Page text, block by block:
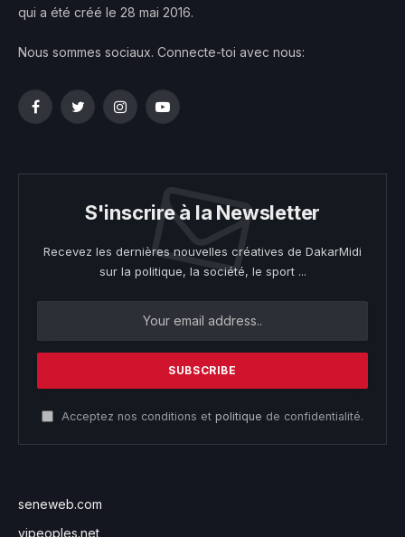
qui a été créé le 28 mai 2016.
Nous sommes sociaux. Connecte-toi avec nous:
FacebookTwitterInstagramYouTube
S'inscrire à la Newsletter
Recevez les dernières nouvelles créatives de DakarMidi
sur la politique, la société, le sport ...
Acceptez nos conditions et politique de confidentialité.
seneweb.com
vipeoples.net